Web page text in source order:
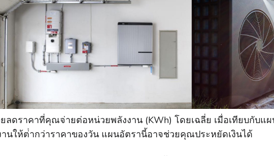
ลดราคาที่คุณจ่ายต่อหน่วยพลังงาน (KWh) โดยเฉลี่ย เมื่อเทียบกับ
นให้ต่ํากว่าราคาของวัน แผนอัตรานี้อาจช่วยคุณประหยัดเงินได้